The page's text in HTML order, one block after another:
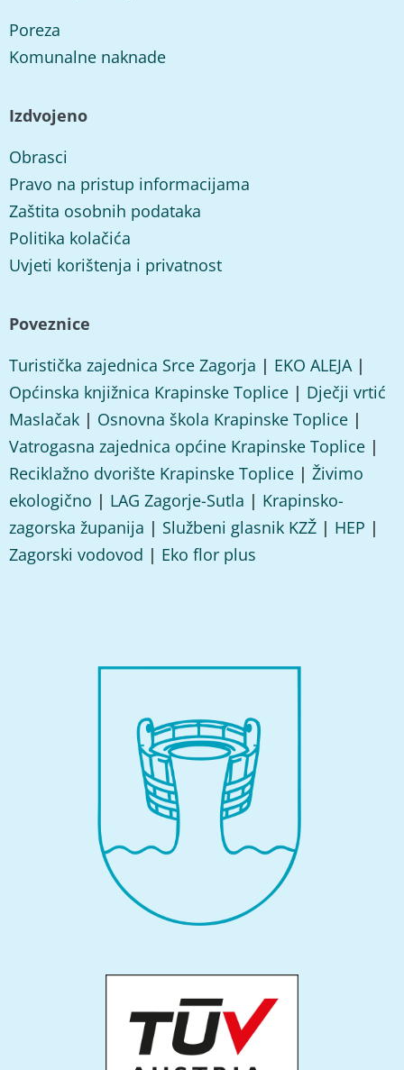
Poreza
Komunalne naknade
Izdvojeno
Obrasci
Pravo na pristup informacijama
Zaštita osobnih podataka
Politika kolačića
Uvjeti korištenja i privatnost
Poveznice
Turistička zajednica Srce Zagorja | EKO ALEJA|
Općinska knjižnica Krapinske Toplice | Dječji vrtić
Maslačak | Osnovna škola Krapinske Toplice |
Vatrogasna zajednica općine Krapinske Toplice |
Reciklažno dvorište Krapinske Toplice | Živimo
ekologično | LAG Zagorje-Sutla | Krapinsko-
zagorska županija | Službeni glasnik KZŽ | HEP |
Zagorski vodovod | Eko flor plus